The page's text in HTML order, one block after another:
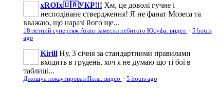
xROIx🇺🇦УКР!!! Хм, це доволі гучне і
несподіване ствердження! Я не фанат Мозеса та
вважаю, що наразі його ще...
18-летний супертяж Атанг замесил небитого Юсуфа: видео · 5 hours
ago
Kirill Ну, 3 січня за стандартними правилами
входить в грудень, хоч я не думаю що ті бої в
таблиці...
Джошуа нокаутировал Пола: видео · 5 hours ago